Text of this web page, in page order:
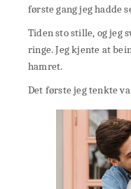
første gang jeg hadde
Tiden sto stille, og jeg
ringe. Jeg kjente at
hamret.
Det første jeg tenkte